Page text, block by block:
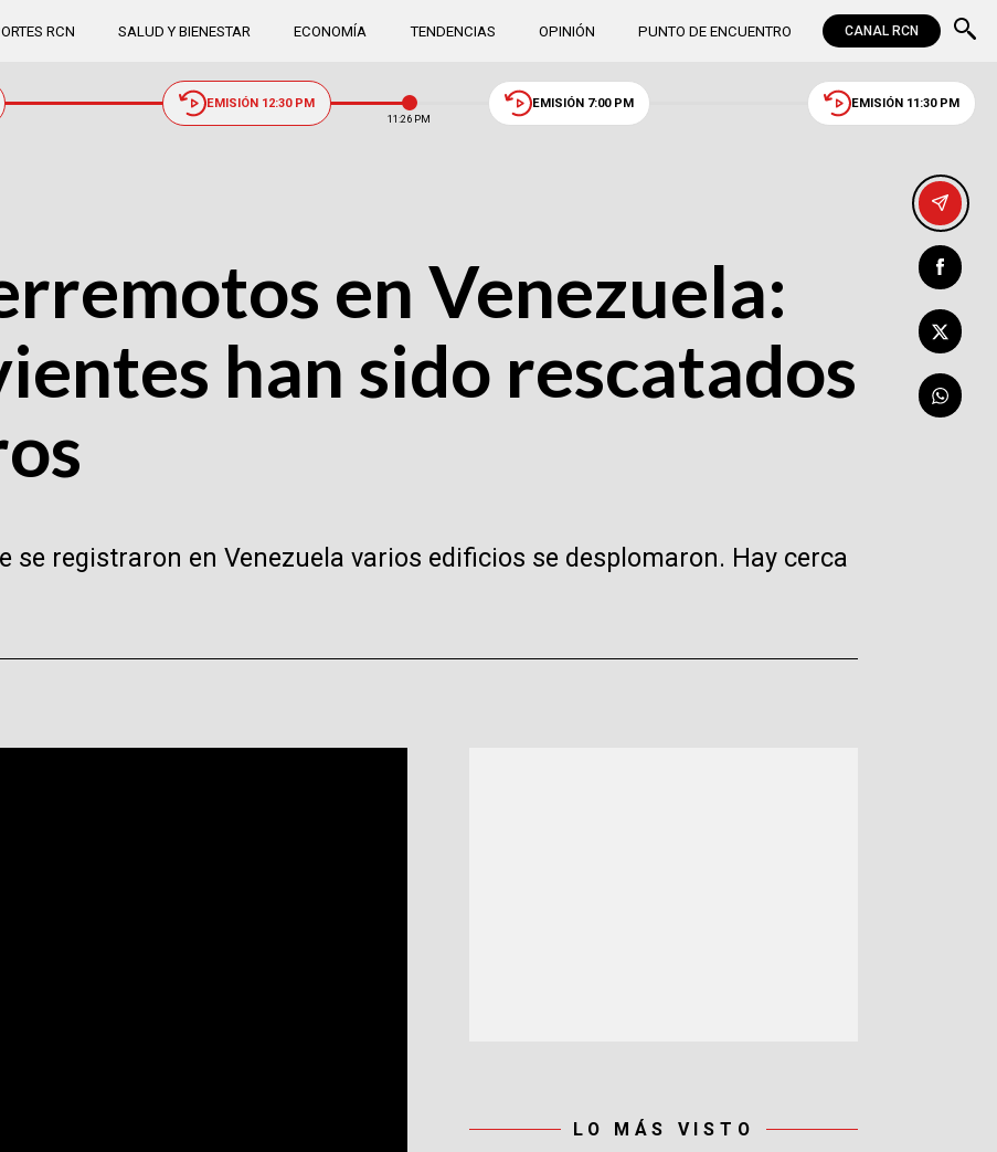
RCN SALUD Y BIENESTAR ECONOMÍA TENDENCIAS OPINIÓN PUNTO DE ENCUENTRO CANAL RCN
EMISIÓN 12:30 PM
11:26 PM
EMISIÓN 7:00 PM EMISIÓN 11:30 PM
en Venezuela:
han sido rescatados
registraron en Venezuela varios edificios se desplomaron. Hay cerca
LO MÁS VISTO